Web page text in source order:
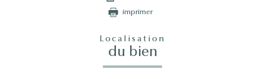
imprimer
Localisation
du bien